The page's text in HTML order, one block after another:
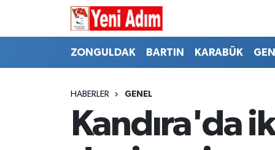
ZONGULDAK BARTIN KARABÜK
HABERLER GENEL
Kandıra'da
ZONGULDAK
ZONGULDAK
KARABÜK
Zonguldak Hava Durumu
Süper Lig Puan Durumu ve Fikstür